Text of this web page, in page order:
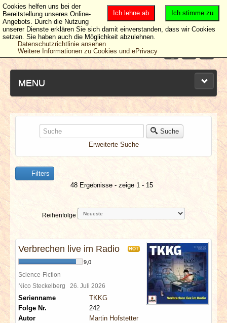
MENU
NEUESTE ARTIKEL
NEWS & DATES
BERICHTE
VERLOSUNGEN
SPECIALS
REDAKTION
LINKS
Suche
Erweiterte Suche
Filters
48 Ergebnisse - zeige 1 - 15
Reihenfolge
Verbrechen live im Radio HOT
9,0
Science-Fiction
Nico Steckelberg 26. Juli 2026
Serienname
TKKG
Folge Nr.
242
Autor
Martin Hofstetter
Ich stimme zu
Ich lehne ab
Cookies helfen uns bei der
Bereitstellung unseres Online-
Angebots. Durch die Nutzung
unserer Dienste erklären Sie sich damit einverstanden, dass wir Cookies
setzen. Sie haben auch die Möglichkeit abzulehnen.
Datenschutzrichtlinie ansehen
Weitere Informationen zu Cookies und ePrivacy